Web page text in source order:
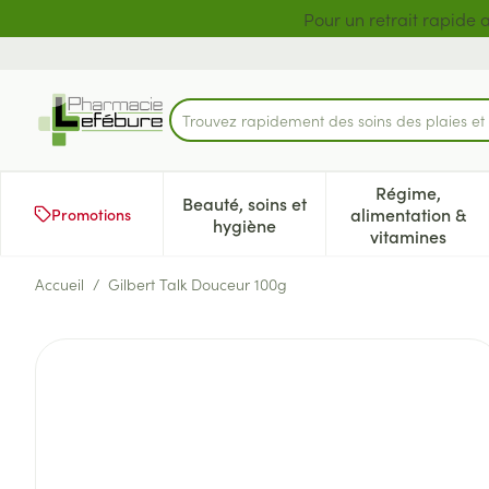
Pour un retrait rapide
Rechercher
Trouvez rapidement des soins des plaies
Promotions
Beauté, soins et
hygièneAfficher le sous-menu pour la
Régime,
alimentation &
vitamines
Afficher
Accueil / Gilbert Talk Douceur 100g